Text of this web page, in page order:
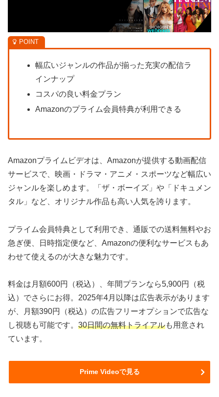
幅広いジャンルの作品が揃った充実の配信ラ
インナップ
コスパの良い料金プラン
Amazonのプライム会員特典が利用できる
Amazonプライムビデオは、Amazonが提供する動画配信
サービスで、映画・ドラマ・アニメ・スポーツなど幅広い
ジャンルを楽しめます。「ザ・ボーイズ」や「ドキュメン
タル」など、オリジナル作品も高い人気を誇ります。
プライム会員特典として利用でき、通販での送料無料やお
急ぎ便、日時指定便など、Amazonの便利なサービスもあ
わせて使えるのが大きな魅力です。
料金は月額600円（税込）、年間プランなら5,900円（税
込）でさらにお得。2025年4月以降は広告表示があります
が、月額390円（税込）の広告フリーオプションで広告な
し視聴も可能です。 30日間の無料トライアルも用意され
ています。
Prime Videoで見る